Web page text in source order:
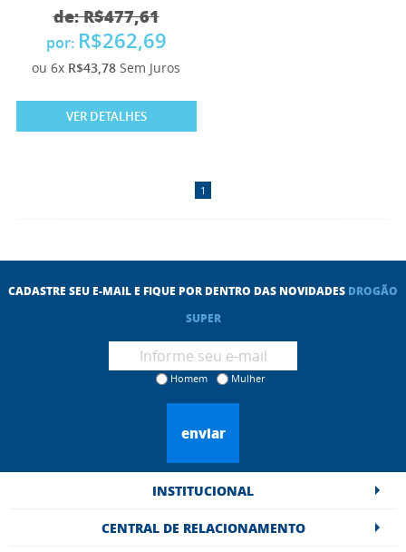
de: R$477,61
por: R$262,69
ou 6x R$43,78 Sem Juros
VER DETALHES
1
CADASTRE SEU E-MAIL E FIQUE POR DENTRO DAS NOVIDADES DROGÃO
SUPER
Homem Mulher
enviar
INSTITUCIONAL
CENTRAL DE RELACIONAMENTO